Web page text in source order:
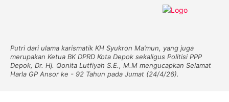
Putri dari ulama karismatik KH Syukron Ma’mun, yang juga
merupakan Ketua BK DPRD Kota Depok sekaligus Politisi PPP
Depok, Dr. Hj. Qonita Lutfiyah S.E., M.M mengucapkan Selamat
Harla GP Ansor ke - 92 Tahun pada Jumat (24/4/26).